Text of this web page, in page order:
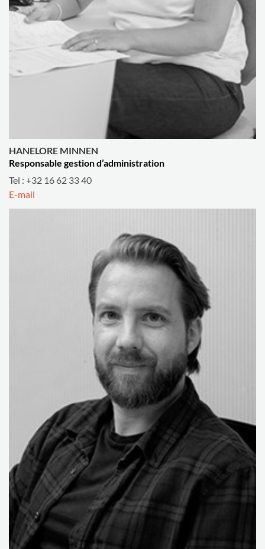
HANELORE MINNEN
Responsable gestion d’administration
Tel : +32 16 62 33 40
E-mail